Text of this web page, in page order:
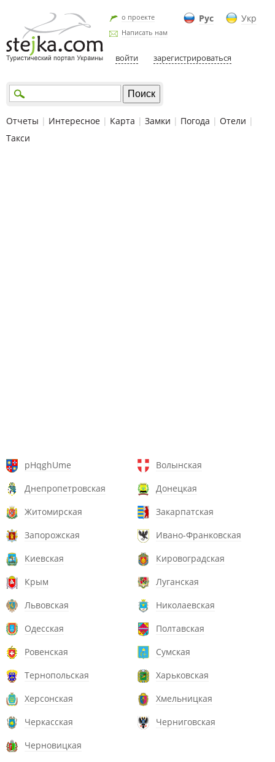
Рус Укр
о проекте
Написать нам
войти зарегистрироваться
Отчеты | Интересное | Карта | Замки | Погода | Отели |
Такси
pHqghUme
Волынская
Днепропетровская
Донецкая
Житомирская
Закарпатская
Запорожская
Ивано-Франковская
Киевская
Кировоградская
Крым
Луганская
Львовская
Николаевская
Одесская
Полтавская
Ровенская
Сумская
Тернопольская
Харьковская
Херсонская
Хмельницкая
Черкасская
Черниговская
Черновицкая